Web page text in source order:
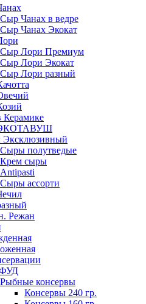
Сыр Чанах в ведре
Сыр Чанах Экокат
Сыр Лори Премиум
Сыр Лори Экокат
Сыр Лори разный
Сыры полутведые
Крем сыры
Antipasti
Сыры ассорти
Режан
Рыбные консервы
Консервы 240 гр.